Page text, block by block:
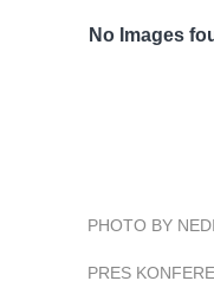
No Images
PHOTO BY
PRES